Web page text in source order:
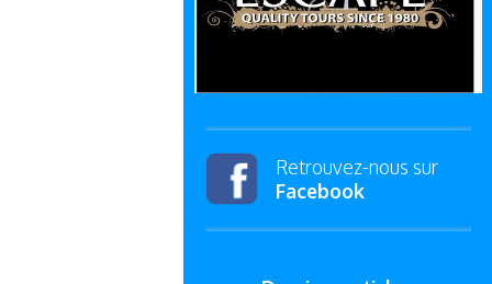
Retrouvez-nous sur
Facebook